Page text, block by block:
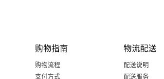
购物指南
购物流程
支付方式
物流配送
配送说明
配送服务